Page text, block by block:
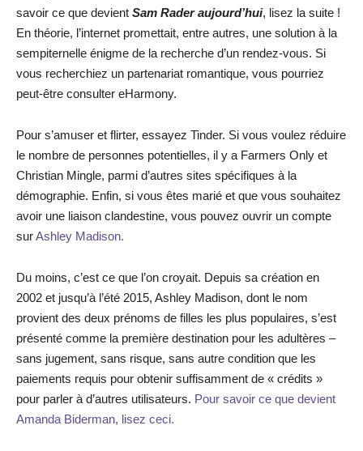
savoir ce que devient Sam Rader aujourd’hui, lisez la suite !
En théorie, l’internet promettait, entre autres, une solution à la
sempiternelle énigme de la recherche d’un rendez-vous. Si
vous recherchiez un partenariat romantique, vous pourriez
peut-être consulter eHarmony.
Pour s’amuser et flirter, essayez Tinder. Si vous voulez réduire
le nombre de personnes potentielles, il y a Farmers Only et
Christian Mingle, parmi d’autres sites spécifiques à la
démographie. Enfin, si vous êtes marié et que vous souhaitez
avoir une liaison clandestine, vous pouvez ouvrir un compte
surAshley Madison.
Du moins, c’est ce que l’on croyait. Depuis sa création en
2002 et jusqu’à l’été 2015, Ashley Madison, dont le nom
provient des deux prénoms de filles les plus populaires, s’est
présenté comme la première destination pour les adultères –
sans jugement, sans risque, sans autre condition que les
paiements requis pour obtenir suffisamment de « crédits »
pour parler à d’autres utilisateurs. Pour savoir ce que devient
Amanda Biderman, lisez ceci.